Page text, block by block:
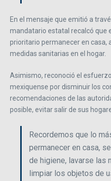
En el mensaje que emitió a
mandatario estatal recalcó que
prioritario permanecer en casa,
medidas sanitarias en el hogar.
Asimismo, reconoció el
mexiquense por disminuir los
recomendaciones de las
posible, evitar salir de sus
Recordemos que lo
permanecer en casa,
de higiene, lavarse las
limpiar los objetos de